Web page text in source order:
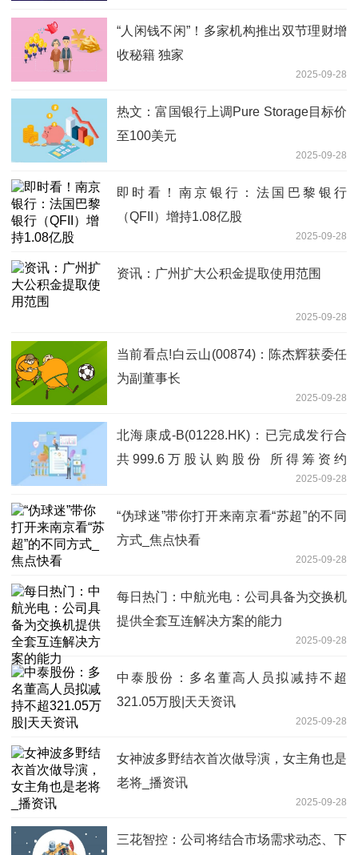
“人闲钱不闲”！多家机构推出双节理财增
收秘籍 独家
2025-09-28
热文：富国银行上调Pure Storage目标价
至100美元
2025-09-28
即时看！南京银行：法国巴黎银行
（QFII）增持1.08亿股
2025-09-28
资讯：广州扩大公积金提取使用范围
2025-09-28
当前看点!白云山(00874)：陈杰辉获委任
为副董事长
2025-09-28
北海康成-B(01228.HK)：已完成发行合
共999.6万股认购股份 所得筹资约
2025-09-28
“伪球迷”带你打开来南京看“苏超”的不同
方式_焦点快看
2025-09-28
每日热门：中航光电：公司具备为交换机
提供全套互连解决方案的能力
2025-09-28
中泰股份：多名董高人员拟减持不超
321.05万股|天天资讯
2025-09-28
女神波多野结衣首次做导演，女主角也是
老将_播资讯
2025-09-28
三花智控：公司将结合市场需求动态、下